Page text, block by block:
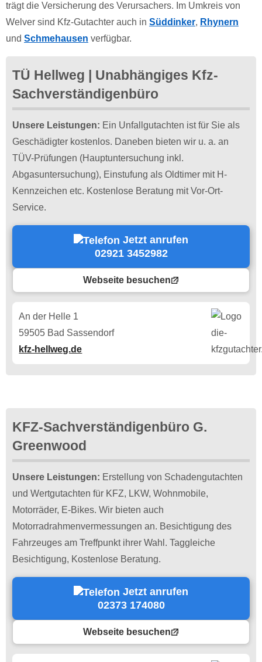
trägt die Versicherung des Verursachers. Im Umkreis von
Welver sind Kfz-Gutachter auch in Süddinker, Rhynern
und Schmehausen verfügbar.
TÜ Hellweg | Unabhängiges Kfz-
Sachverständigenbüro
Unsere Leistungen: Ein Unfallgutachten ist für Sie als
Geschädigter kostenlos. Daneben bieten wir u. a. an
TÜV-Prüfungen (Hauptuntersuchung inkl.
Abgasuntersuchung), Einstufung als Oldtimer mit H-
Kennzeichen etc. Kostenlose Beratung mit Vor-Ort-
Service.
Jetzt anrufen
02921 3452982
Webseite besuchen
An der Helle 1
59505 Bad Sassendorf
kfz-hellweg.de
KFZ-Sachverständigenbüro G.
Greenwood
Unsere Leistungen: Erstellung von Schadengutachten
und Wertgutachten für KFZ, LKW, Wohnmobile,
Motorräder, E-Bikes. Wir bieten auch
Motorradrahmenvermessungen an. Besichtigung des
Fahrzeuges am Treffpunkt ihrer Wahl. Taggleiche
Besichtigung, Kostenlose Beratung.
Jetzt anrufen
02373 174080
Webseite besuchen